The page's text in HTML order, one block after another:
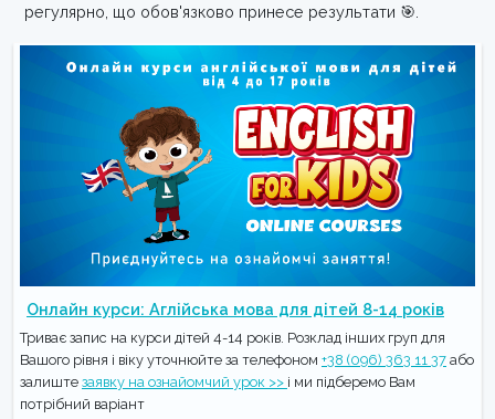
регулярно, що обов'язково принесе результати 🎯.
Онлайн курси: Аглійська мова для дітей 8-14 років
Триває запис на курси дітей 4-14 років. Розклад інших груп для
Вашого рівня і віку уточнюйте за телефоном +38 (096) 363 11 37 або
залиште заявку на ознайомчий урок >> і ми підберемо Вам
потрібний варіант